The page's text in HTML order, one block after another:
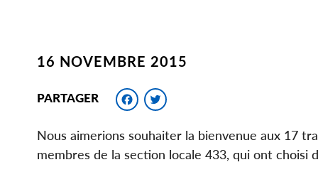
16 NOVEMBRE 2015
PARTAGER Facebook
Nous aimerions souhaiter la bienvenue aux 17
membres de la section locale 433, qui ont choisi